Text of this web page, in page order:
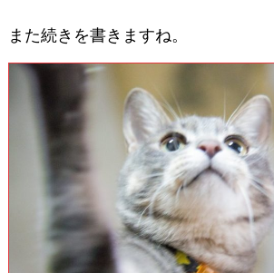
また続きを書きますね。